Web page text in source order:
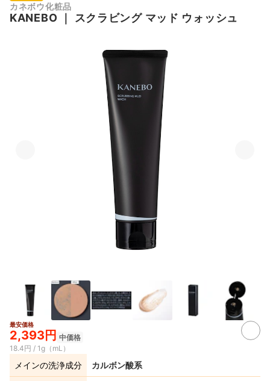
カネボウ化粧品
KANEBO ｜ スクラビング マッド ウォッシュ
最安価格
2,393円 中価格
18.4円 / 1g（mL）
メインの洗浄成分 カルボン酸系